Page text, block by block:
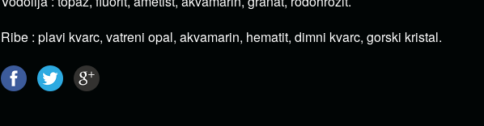
Ribe : plavi kvarc, vatreni opal, akvamarin, hematit, dimni kvarc, gorski kristal.